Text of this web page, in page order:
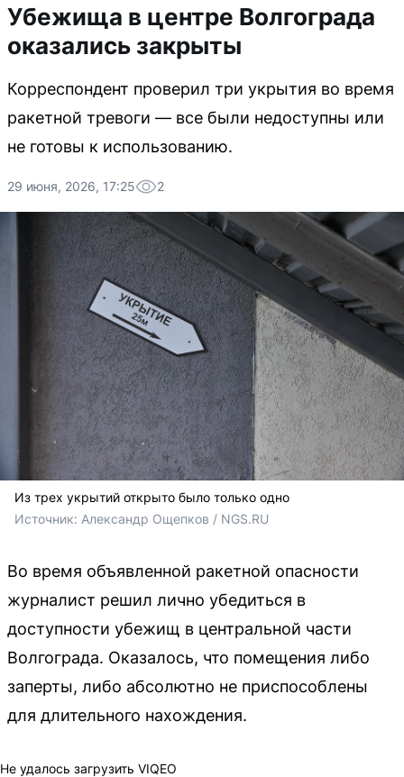
Убежища в центре Волгограда
оказались закрыты
Корреспондент проверил три укрытия во время
ракетной тревоги — все были недоступны или
не готовы к использованию.
29 июня, 2026, 17:25 2
Из трех укрытий открыто было только одно
Источник: Александр Ощепков / NGS.RU
Во время объявленной ракетной опасности
журналист решил лично убедиться в
доступности убежищ в центральной части
Волгограда. Оказалось, что помещения либо
заперты, либо абсолютно не приспособлены
для длительного нахождения.
Не удалось загрузить VIQEO